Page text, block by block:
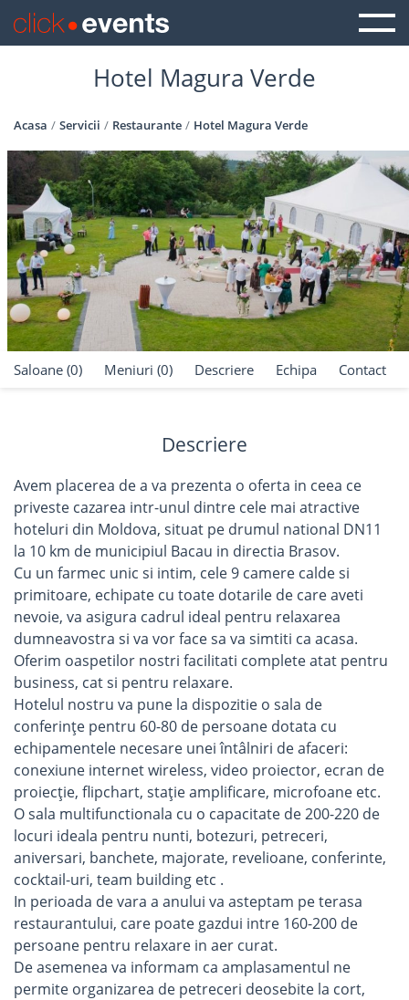
Hotel Magura Verde
Acasa Servicii Restaurante Hotel Magura Verde
Saloane (0) Meniuri (0) Descriere Echipa Contact
Descriere
Avem placerea de a va prezenta o oferta in ceea ce
priveste cazarea intr-unul dintre cele mai atractive
hoteluri din Moldova, situat pe drumul national DN11
la 10 km de municipiul Bacau in directia Brasov.
Cu un farmec unic si intim, cele 9 camere calde si
primitoare, echipate cu toate dotarile de care aveti
nevoie, va asigura cadrul ideal pentru relaxarea
dumneavostra si va vor face sa va simtiti ca acasa.
Oferim oaspetilor nostri facilitati complete atat pentru
business, cat si pentru relaxare.
Hotelul nostru va pune la dispozitie o sala de
conferinţe pentru 60-80 de persoane dotata cu
echipamentele necesare unei întâlniri de afaceri:
conexiune internet wireless, video proiector, ecran de
proiecţie, flipchart, staţie amplificare, microfoane etc.
O sala multifunctionala cu o capacitate de 200-220 de
locuri ideala pentru nunti, botezuri, petreceri,
aniversari, banchete, majorate, revelioane, conferinte,
cocktail-uri, team building etc .
In perioada de vara a anului va asteptam pe terasa
restaurantului, care poate gazdui intre 160-200 de
persoane pentru relaxare in aer curat.
De asemenea va informam ca amplasamentul ne
permite organizarea de petreceri deosebite la cort,